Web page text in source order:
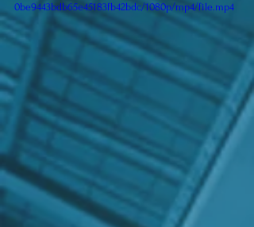
0be9443bdb65e45183fb42bdc/1080p/mp4/file.mp4